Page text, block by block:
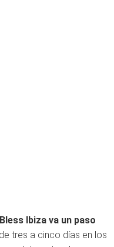
Ibiza va un paso
tres a cinco días en los